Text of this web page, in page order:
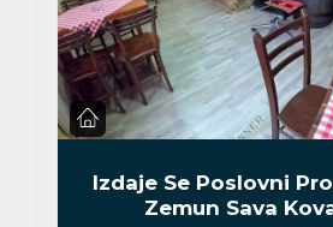
Izdaje Se Poslovni
Zemun Sava